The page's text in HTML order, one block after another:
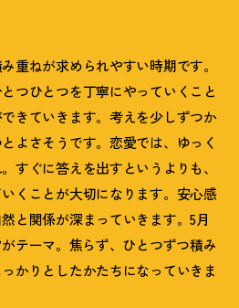
重ねが求められやすい時期です。
つひとつを丁寧にやっていくこと
きていきます。考えを少しずつか
よさそうです。恋愛では、ゆっく
すぐに答えを出すというよりも、
くことが大切になります。安心感
と関係が深まっていきます。5月
がテーマ。焦らず、ひとつずつ積み
かりとしたかたちになっていきま